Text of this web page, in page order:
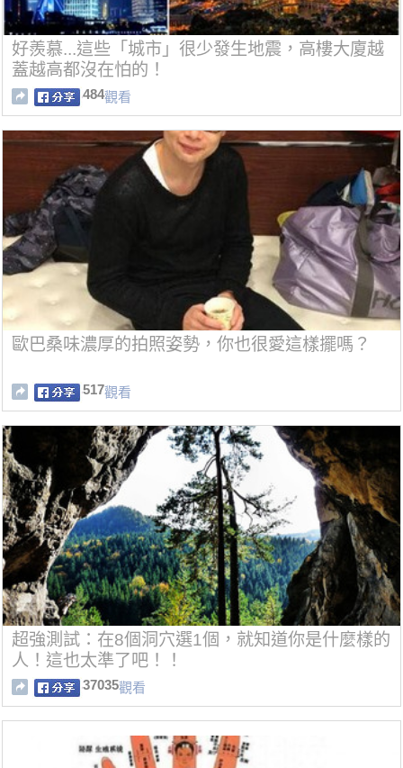
好羨慕...這些「城市」很少發生地震，高樓大廈越
蓋越高都沒在怕的！
484觀看
歐巴桑味濃厚的拍照姿勢，你也很愛這樣擺嗎？
517觀看
超強測試：在8個洞穴選1個，就知道你是什麼樣的
人！這也太準了吧！！
37035觀看